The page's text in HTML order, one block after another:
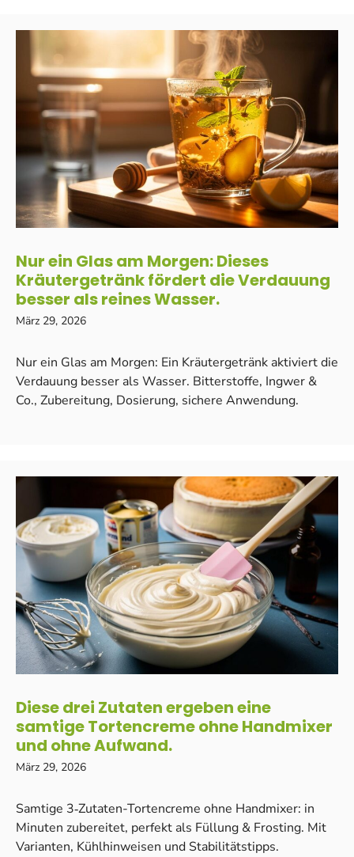
Nur ein Glas am Morgen: Dieses
Kräutergetränk fördert die Verdauung
besser als reines Wasser.
März 29, 2026
Nur ein Glas am Morgen: Ein Kräutergetränk aktiviert die
Verdauung besser als Wasser. Bitterstoffe, Ingwer &
Co., Zubereitung, Dosierung, sichere Anwendung.
Diese drei Zutaten ergeben eine
samtige Tortencreme ohne Handmixer
und ohne Aufwand.
März 29, 2026
Samtige 3‑Zutaten-Tortencreme ohne Handmixer: in
Minuten zubereitet, perfekt als Füllung & Frosting. Mit
Varianten, Kühlhinweisen und Stabilitätstipps.